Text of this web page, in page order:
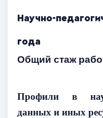
Научно-
года
Общий стаж
Профили в
данных и иных